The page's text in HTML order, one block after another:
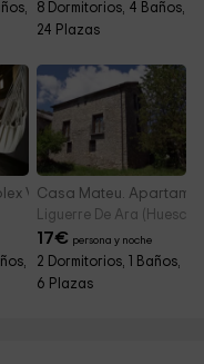
8 Dormitorios, 4 Baños,
24 Plazas
Villastata
Casa Mateu.
Liguerre De Ara (Huesca)
17€ persona y noche
2 Dormitorios, 1 Baños,
6 Plazas